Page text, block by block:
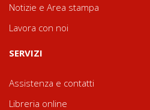
Notizie e Area stampa
Lavora con noi
SERVIZI
Assistenza e contatti
Libreria online